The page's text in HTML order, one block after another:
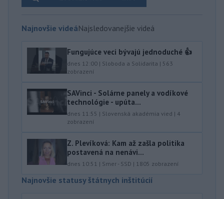
Najnovšie videáNajsledovanejšie videá
Fungujúce veci bývajú jednoduché 👍
dnes 12:00 | Sloboda a Solidarita | 563
zobrazení
SAVinci - Solárne panely a vodíkové
technológie - upúta...
dnes 11:55 | Slovenská akadémia vied | 4
zobrazení
Z. Plevíková: Kam až zašla politika
postavená na nenávi...
dnes 10:51 | Smer - SSD | 1805 zobrazení
Najnovšie statusy štátnych inštitúcií